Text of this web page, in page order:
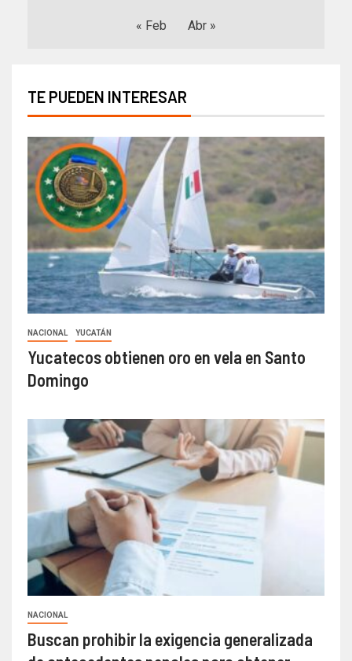
« Feb Abr »
TE PUEDEN INTERESAR
NACIONAL YUCATÁN
Yucatecos obtienen oro en vela en Santo
Domingo
NACIONAL
Buscan prohibir la exigencia generalizada